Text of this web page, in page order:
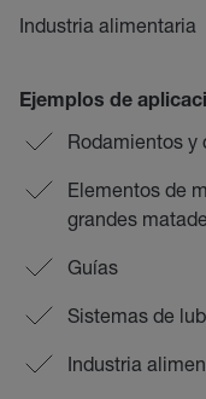
Industria alimentaria
Ejemplos de
Rodamientos y
Elementos de
grandes
Guías
Sistemas de
Industria